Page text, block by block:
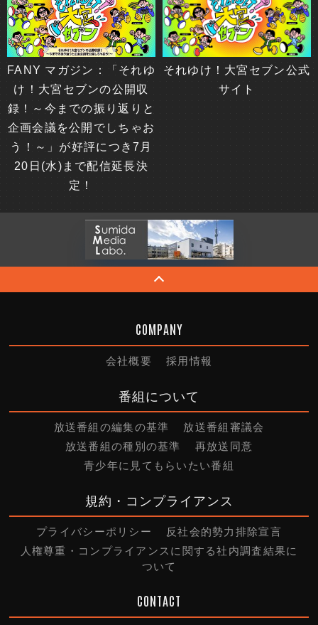
FANY マガジン：「それゆ
け！大宮セブンの公開収
録！～今までの振り返りと
企画会議を公開でしちゃお
う！～」が好評につき7月
20日(水)まで配信延長決
定！
それゆけ！大宮セブン公式
サイト
COMPANY
会社概要 採用情報
番組について
放送番組の編集の基準
放送番組審議会
放送番組の種別の基準
再放送同意
青少年に見てもらいたい番組
規約・コンプライアンス
プライバシーポリシー
反社会的勢力排除宣言
人権尊重・コンプライアンスに関する社内調査結果に
ついて
CONTACT